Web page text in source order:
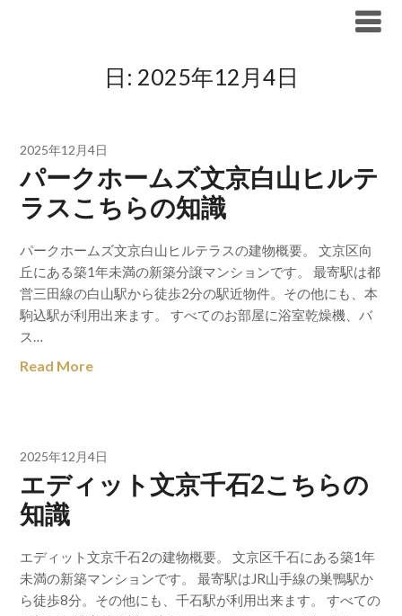
日: 2025年12月4日
2025年12月4日
パークホームズ文京白山ヒルテ
ラスこちらの知識
パークホームズ文京白山ヒルテラスの建物概要。 文京区向
丘にある築1年未満の新築分譲マンションです。 最寄駅は都
営三田線の白山駅から徒歩2分の駅近物件。その他にも、本
駒込駅が利用出来ます。 すべてのお部屋に浴室乾燥機、バ
ス…
Read More
2025年12月4日
エディット文京千石2こちらの
知識
エディット文京千石2の建物概要。 文京区千石にある築1年
未満の新築マンションです。 最寄駅はJR山手線の巣鴨駅か
ら徒歩8分。その他にも、千石駅が利用出来ます。 すべての